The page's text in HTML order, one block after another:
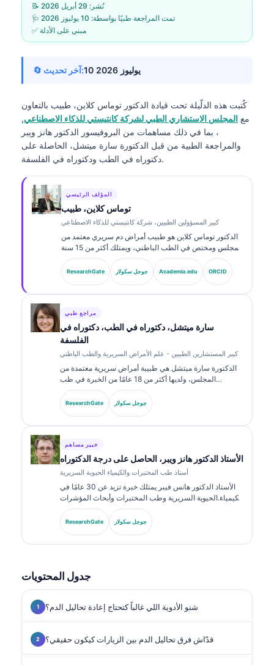
📝 نُشر: 29 أبريل 2026
🩺 تمت المراجعة طبيًا بواسطة: 10 يوليوز 2026
✅ مبني على الأدلة
🔄 آخر تحديث: 10 يوليوز 2026
كُتبت هذه الدلّيلة تحت قيادة الدكتور توماس كلاين، طبيب بالتعاون
مع المجلس الاستشاري الطبي لشركة كانتيستي للذكاء الاصطناعي,
، بما في ذلك مساهمات من البروفيسور الدكتور هانز ويبر
والمراجعة الطبية من قبل الدكتورة سارة ميتشل، الحاصلة على
دكتوراه في الطب ودكتوراه في الفلسفة.
المؤلف الرئيسي
توماس كلاين، طبيب
كبير المسؤولين الطبيين، شركة كانتيستي للذكاء الاصطناعي
الدكتور توماس كلاين هو طبيب أمراض دم سريري معتمد من
المجلس ومختص في الطب الباطني، ويمتلك أكثر من 15 سنة
من الخبرة في طب المختبرات والتحليل السريري المدعوم
بالذكاء الاصطناعي. بصفته كبير المسؤولين الطبيين في
Kantesti AI، يوفّر الإشراف السريري على دقة المعلومات
ResearchGate جوجل سكولار Academia.edu ORCID
مراجع طبي
سارة ميتشل، دكتوراه في الطب، دكتوراه في
الفلسفة
كبير المستشارين الطبيين - علم الأمراض السريرية والطب الباطني
الدكتورة سارة ميتشل هي طبيبة أمراض سريرية معتمدة من
المجلس، ولديها أكثر من 18 عامًا من الخبرة في طب
المختبرات والتحليل التشخيصي. تحمل شهادات تخصصية في
الكيمياء السريرية، ونشرت على نطاق واسع حول لوحات
ResearchGate جوجل سكولار
خبير مساهم
الأستاذ الدكتور هانز ويبر، الحاصل على درجة الدكتوراه
أستاذ طب المختبرات والكيمياء الحيوية السريرية
الأستاذ الدكتور هانس فيبر يمتلك خبرة تزيد عن 30 عامًا في
الكيمياء الحيوية السريرية وطب المختبرات وأبحاث المؤشرات
الحيوية. كان رئيسًا سابقًا للجمعية الألمانية للكيمياء السريرية،
ويتخصص في تحليل لوحات التشخيص، وتوحيد المؤشرات
ResearchGate جوجل سكولار
جدول المحتويات
شنو الأدوية اللي غالباً كتحتاج إعادة تحاليل الدم؟
قدّاش فرق تحاليل الدم بين الزيارات كيكون حقيقي؟